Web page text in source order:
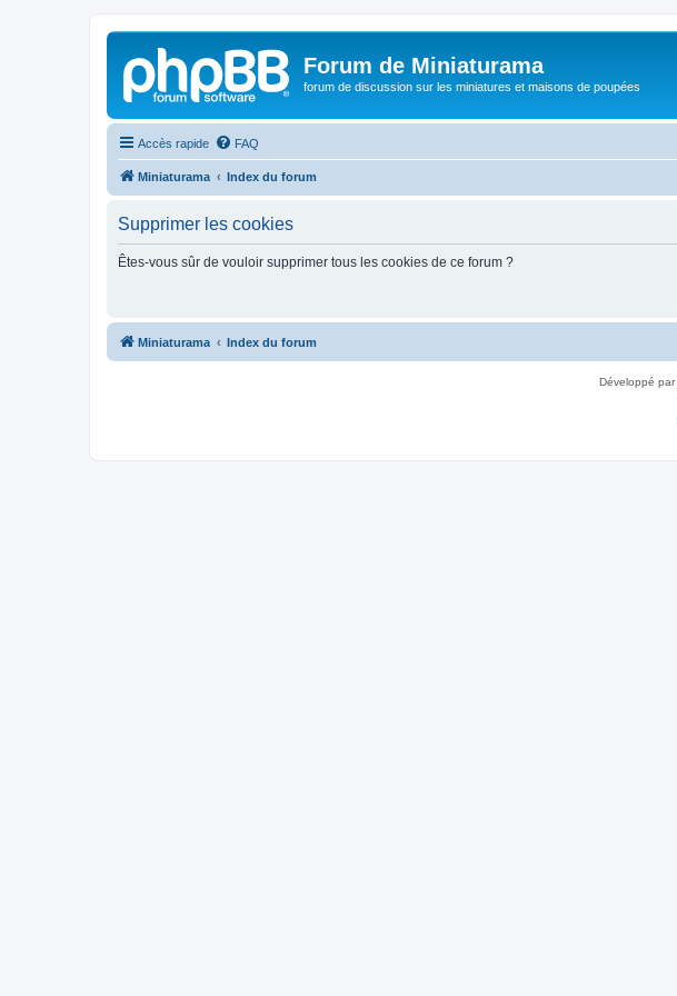
Forum de Miniaturama
forum de discussion sur les miniatures et maisons de poupées
Accès rapide FAQ
Miniaturama Index du forum
Supprimer les cookies
Êtes-vous sûr de vouloir supprimer tous les cookies de ce forum ?
Miniaturama Index du forum
Développé par